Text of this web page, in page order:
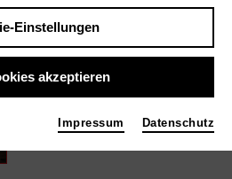
wie ...
SUMMERS DOWNSTAIRS
| 2015
Protagonist
Einstellungen
akzeptieren
Impressum Datenschutz